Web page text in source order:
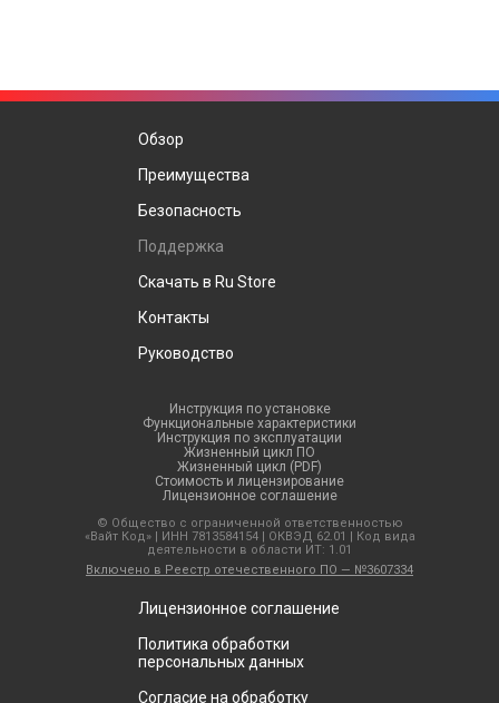
Обзор
Преимущества
Безопасность
Поддержка
Скачать в Ru Store
Контакты
Руководство
Инструкция по установке
Функциональные характеристики
Инструкция по эксплуатации
Жизненный цикл ПО
Жизненный цикл (PDF)
Стоимость и лицензирование
Лицензионное соглашение
© Общество с ограниченной ответственностью
«Вайт Код» | ИНН 7813584154 | ОКВЭД 62.01 | Код вида
деятельности в области ИТ: 1.01
Включено в Реестр отечественного ПО — №3607334
Лицензионное соглашение
Политика обработки
персональных данных
Согласие на обработку